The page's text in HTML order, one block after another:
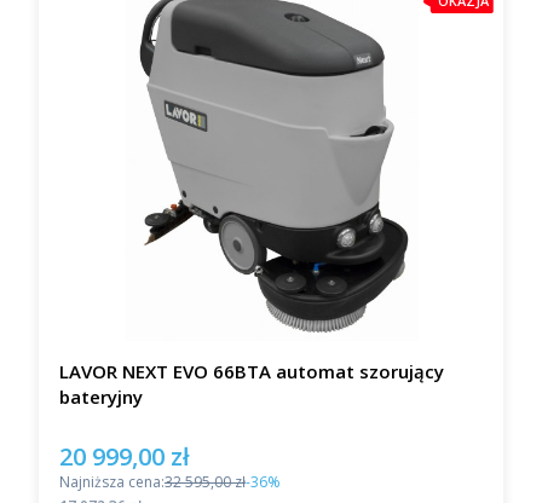
LAVOR NEXT EVO 66BTA automat szorujący
bateryjny
Cena promocyjna
20 999,00 zł
Najniższa cena:32 595,00 zł-36%